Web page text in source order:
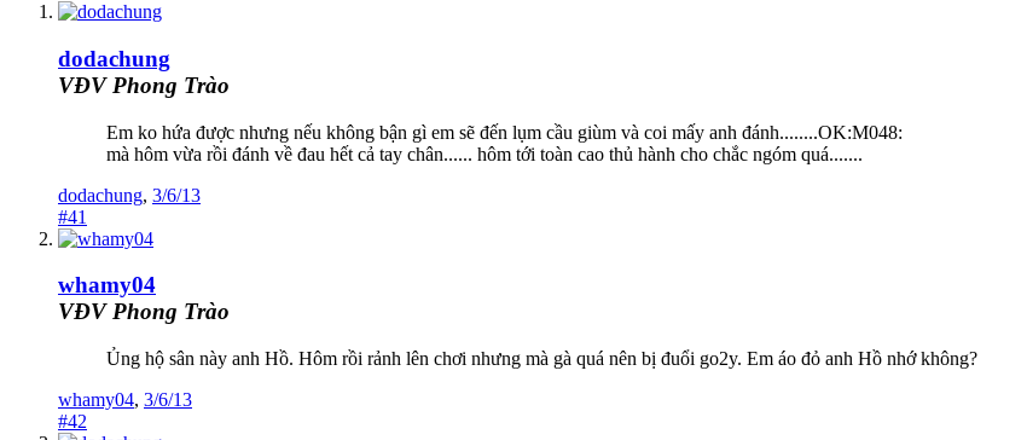
dodachung
VĐV Phong Trào
Em ko hứa được nhưng nếu không bận gì em sẽ đến lụm cầu giùm và coi mấy anh đánh........OK:M048:
mà hôm vừa rồi đánh về đau hết cả tay chân...... hôm tới toàn cao thủ hành cho chắc ngóm quá.......
dodachung, 3/6/13
#41
whamy04
VĐV Phong Trào
Ủng hộ sân này anh Hồ. Hôm rồi rảnh lên chơi nhưng mà gà quá nên bị đuổi go2y. Em áo đỏ anh Hồ nhớ không?
whamy04, 3/6/13
#42